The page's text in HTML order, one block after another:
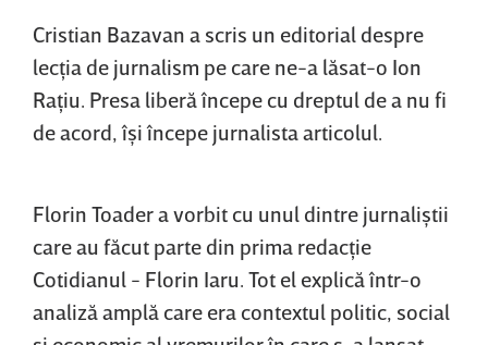
Cristian Bazavan a scris un editorial despre
lecţia de jurnalism pe care ne-a lăsat-o Ion
Raţiu. Presa liberă începe cu dreptul de a nu fi
de acord, îşi începe jurnalista articolul.
Florin Toader a vorbit cu unul dintre jurnaliştii
care au făcut parte din prima redacţie
Cotidianul - Florin Iaru. Tot el explică într-o
analiză amplă care era contextul politic, social